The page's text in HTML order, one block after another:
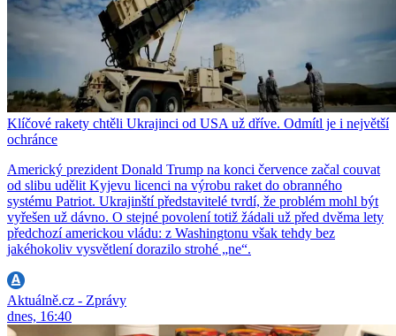
Klíčové rakety chtěli Ukrajinci od USA už dříve. Odmítl je i největší
ochránce
Americký prezident Donald Trump na konci července začal couvat
od slibu udělit Kyjevu licenci na výrobu raket do obranného
systému Patriot. Ukrajinští představitelé tvrdí, že problém mohl být
vyřešen už dávno. O stejné povolení totiž žádali už před dvěma lety
předchozí americkou vládu: z Washingtonu však tehdy bez
jakéhokoliv vysvětlení dorazilo strohé „ne“.
Aktuálně.cz - Zprávy
dnes, 16:40